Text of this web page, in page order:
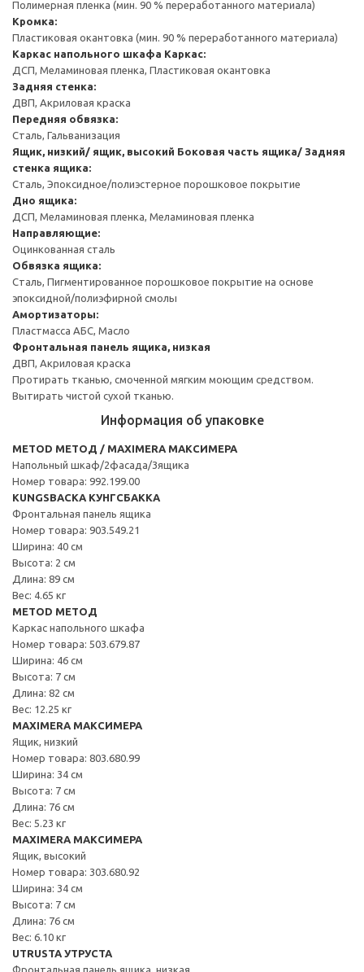
Полимерная пленка (мин. 90 % переработанного материала)
Кромка:
Пластиковая окантовка (мин. 90 % переработанного материала)
Каркас напольного шкафа Каркас:
ДСП, Меламиновая пленка, Пластиковая окантовка
Задняя стенка:
ДВП, Акриловая краска
Передняя обвязка:
Сталь, Гальванизация
Ящик, низкий/ ящик, высокий Боковая часть ящика/ Задняя
стенка ящика:
Сталь, Эпоксидное/полиэстерное порошковое покрытие
Дно ящика:
ДСП, Меламиновая пленка, Меламиновая пленка
Направляющие:
Оцинкованная сталь
Обвязка ящика:
Сталь, Пигментированное порошковое покрытие на основе
эпоксидной/полиэфирной смолы
Амортизаторы:
Пластмасса АБС, Масло
Фронтальная панель ящика, низкая
ДВП, Акриловая краска
Протирать тканью, смоченной мягким моющим средством.
Вытирать чистой сухой тканью.
Информация об упаковке
METOD МЕТОД / MAXIMERA МАКСИМЕРА
Напольный шкаф/2фасада/3ящика
Номер товара: 992.199.00
KUNGSBACKA КУНГСБАККА
Фронтальная панель ящика
Номер товара: 903.549.21
Ширина: 40 см
Высота: 2 см
Длина: 89 см
Вес: 4.65 кг
METOD МЕТОД
Каркас напольного шкафа
Номер товара: 503.679.87
Ширина: 46 см
Высота: 7 см
Длина: 82 см
Вес: 12.25 кг
MAXIMERA МАКСИМЕРА
Ящик, низкий
Номер товара: 803.680.99
Ширина: 34 см
Высота: 7 см
Длина: 76 см
Вес: 5.23 кг
MAXIMERA МАКСИМЕРА
Ящик, высокий
Номер товара: 303.680.92
Ширина: 34 см
Высота: 7 см
Длина: 76 см
Вес: 6.10 кг
UTRUSTA УТРУСТА
Фронтальная панель ящика, низкая